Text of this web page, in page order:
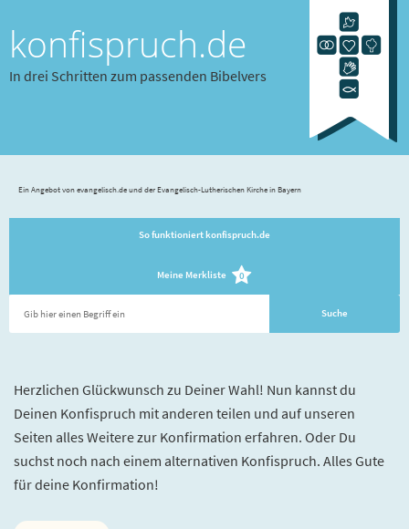
konfispruch.de
In drei Schritten zum passenden Bibelvers
Ein Angebot von evangelisch.de und der Evangelisch-Lutherischen Kirche in Bayern
So funktioniert konfispruch.de
Meine Merkliste 0
Herzlichen Glückwunsch zu Deiner Wahl! Nun kannst du
Deinen Konfispruch mit anderen teilen und auf unseren
Seiten alles Weitere zur Konfirmation erfahren. Oder Du
suchst noch nach einem alternativen Konfispruch. Alles Gute
für deine Konfirmation!